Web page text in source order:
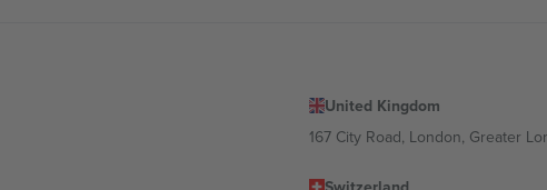
United Kingdom
167 City Road, London, Greater